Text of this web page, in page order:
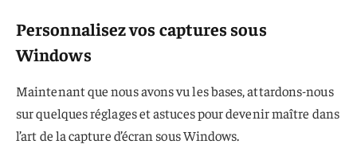
Personnalisez vos captures sous
Windows
Maintenant que nous avons vu les bases, attardons-nous
sur quelques réglages et astuces pour devenir maître dans
l’art de la capture d’écran sous Windows.